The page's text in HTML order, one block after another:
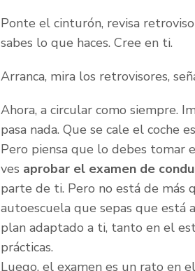
Ponte el cinturón, revisa
sabes lo que haces. Cree en ti.
Arranca, mira los retrovisores,
Ahora, a circular como siempre.
pasa nada. Que se cale el coche
Pero piensa que lo debes tomar
ves aprobar el examen de
parte de ti. Pero no está de más
autoescuela que sepas que está
plan adaptado a ti, tanto en el
prácticas.
Luego, el examen es un rato en